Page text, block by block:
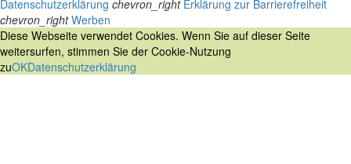
Datenschutzerklärung chevron_right Erklärung zur Barrierefreiheit
chevron_right Werben
Diese Webseite verwendet Cookies. Wenn Sie auf dieser Seite
weitersurfen, stimmen Sie der Cookie-Nutzung
zuOKDatenschutzerklärung